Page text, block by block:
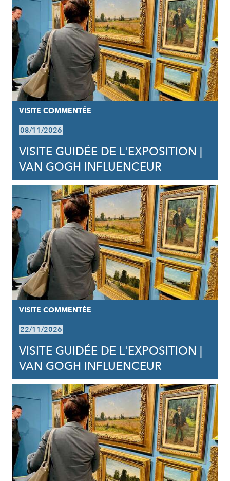
VISITE COMMENTÉE
08/11/2026
VISITE GUIDÉE DE L'EXPOSITION |
VAN GOGH INFLUENCEUR
VISITE COMMENTÉE
22/11/2026
VISITE GUIDÉE DE L'EXPOSITION |
VAN GOGH INFLUENCEUR